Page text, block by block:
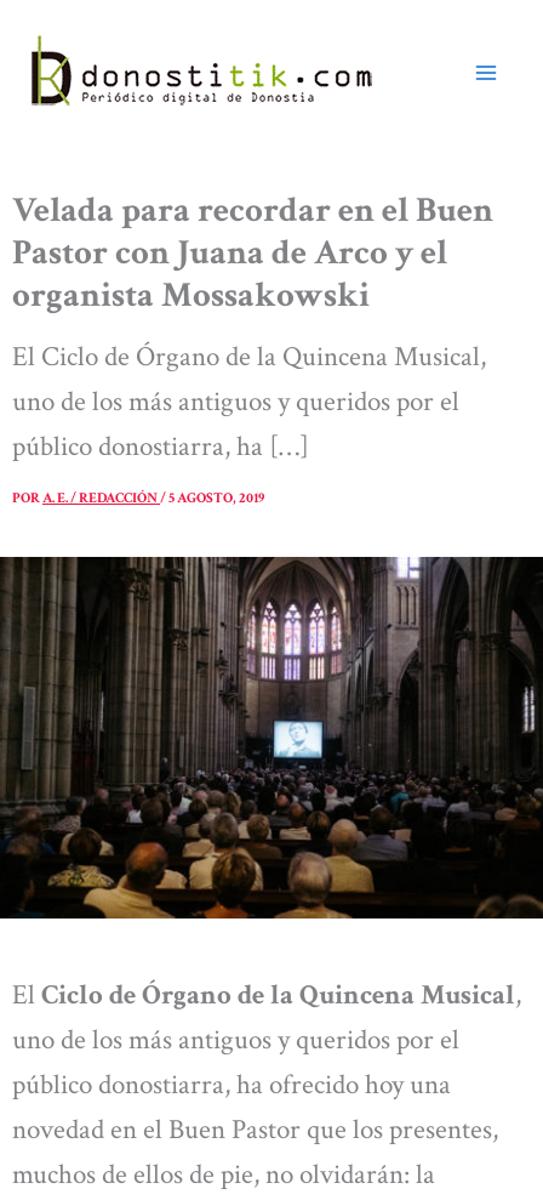
contenido
Velada para recordar en el Buen
Pastor con Juana de Arco y el
organista Mossakowski
El Ciclo de Órgano de la Quincena Musical,
uno de los más antiguos y queridos por el
público donostiarra, ha […]
PORA. E. / REDACCIÓN/5 AGOSTO, 2019
El Ciclo de Órgano de la Quincena Musical,
uno de los más antiguos y queridos por el
público donostiarra, ha ofrecido hoy una
novedad en el Buen Pastor que los presentes,
muchos de ellos de pie, no olvidarán: la